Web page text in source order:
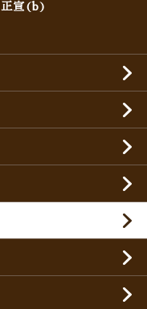
宣(b)